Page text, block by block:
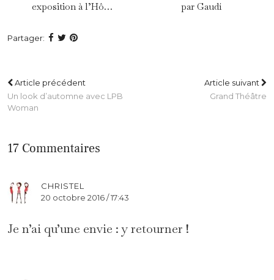
exposition à l’Hô…
par Gaudí
Partager:
Article précédent
Un look d’automne avec LPB
Woman
Article suivant
Grand Théâtre
17 Commentaires
CHRISTEL
20 octobre 2016 / 17:43
Je n’ai qu’une envie : y retourner !